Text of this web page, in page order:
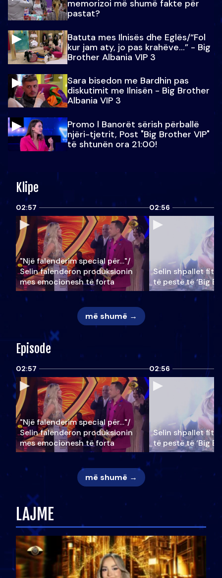
memorizoi më shumë fakte për
pastat?
Batuta mes Ilnisës dhe Eglës/“Fol
kur jam aty, jo pas krahëve…” - Big
Brother Albania VIP 3
Sara bisedon me Bardhin pas
diskutimit me Ilnisën - Big Brother
Albania VIP 3
Promo l Banorët sërish përballë
njëri-tjetrit, Post "Big Brother VIP"
të shtunën ora 21:00!
Klipe
02:57
"Një falenderim special për…"/
Selin falënderon produksionin
mes emocionesh të forta
02:56
Selin shpallet
të pestë të ‘Big
më shumë →
Episode
02:57
"Një falenderim special për…"/
Selin falënderon produksionin
mes emocionesh të forta
02:56
Selin shpallet
të pestë të ‘Big
më shumë →
LAJME